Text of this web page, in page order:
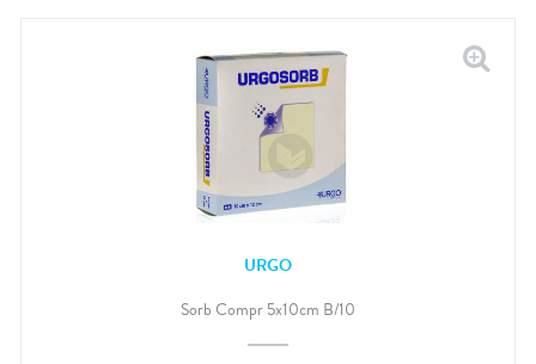
URGO
Sorb Compr 5x10cm B/10